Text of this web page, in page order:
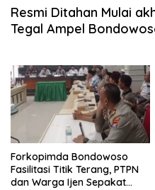
Resmi Ditahan Mulai
Tegal Ampel
Forkopimda Bondowoso
Fasilitasi Titik Terang, PTPN
dan Warga Ijen Sepakat